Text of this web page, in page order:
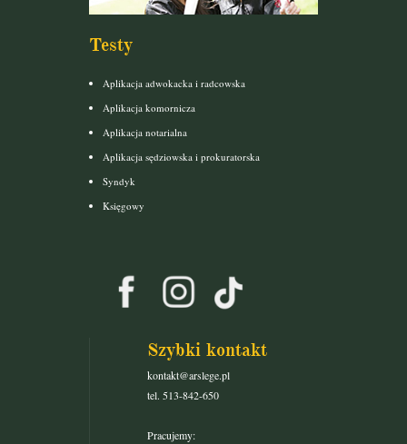
Testy
Aplikacja adwokacka i radcowska
Aplikacja komornicza
Aplikacja notarialna
Aplikacja sędziowska i prokuratorska
Syndyk
Księgowy
Szybki kontakt
kontakt@arslege.pl
tel. 513-842-650
Pracujemy: